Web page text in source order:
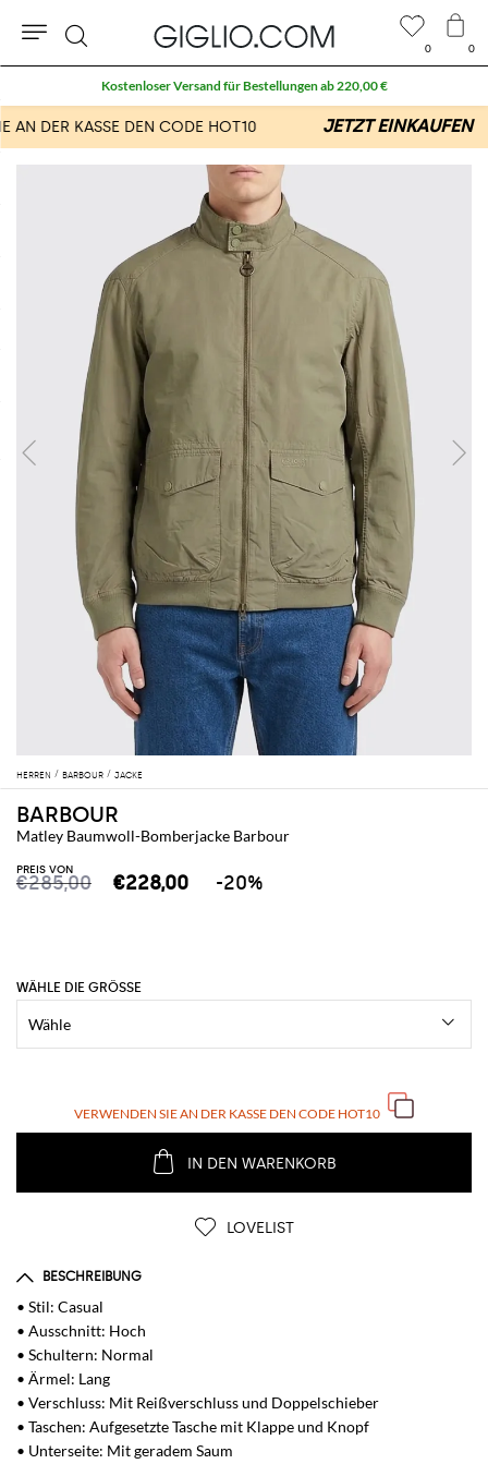
HERREN BARBOUR JACKE
BARBOUR
Matley Baumwoll-Bomberjacke Barbour
PREIS VON
€285,00 €228,00 -20%
WÄHLE DIE GRÖSSE
VERWENDEN SIE AN DER KASSE DEN CODE HOT10
IN DEN WARENKORB
LOVELIST
BESCHREIBUNG
• Stil: Casual
• Ausschnitt: Hoch
• Schultern: Normal
• Ärmel: Lang
• Verschluss: Mit Reißverschluss und Doppelschieber
• Taschen: Aufgesetzte Tasche mit Klappe und Knopf
• Unterseite: Mit geradem Saum
0 0
Suche
Kostenloser Versand für Bestellungen ab 220,00 €